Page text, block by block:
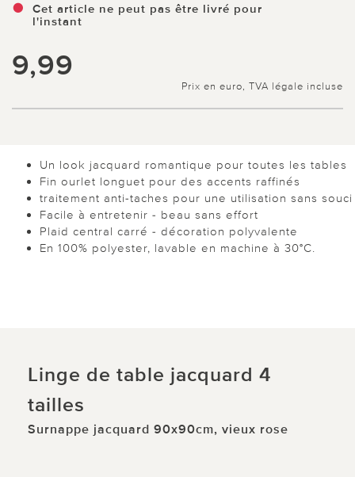
Cet article ne peut pas être livré pour
l'instant
9,99
Prix en euro, TVA légale incluse
Un look jacquard romantique pour toutes les tables
Fin ourlet longuet pour des accents raffinés
traitement anti-taches pour une utilisation sans souci
Facile à entretenir - beau sans effort
Plaid central carré - décoration polyvalente
En 100% polyester, lavable en machine à 30°C.
Linge de table jacquard 4
tailles
Surnappe jacquard 90x90cm, vieux rose